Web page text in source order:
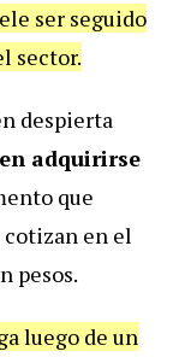
ser seguido
sector.
despierta
adquirirse
que
en el
pesos.
luego de un